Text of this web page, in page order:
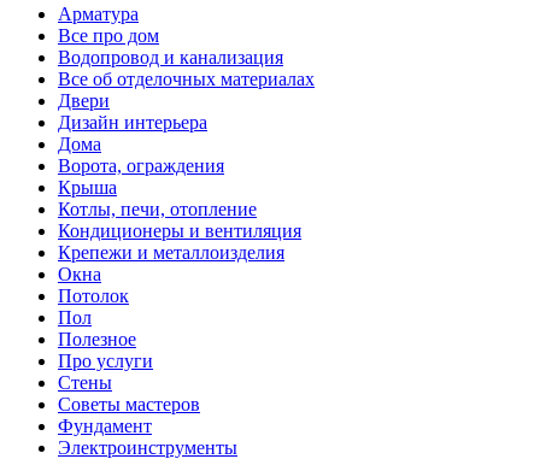
Арматура
Все про дом
Водопровод и канализация
Все об отделочных материалах
Двери
Дизайн интерьера
Дома
Ворота, ограждения
Крыша
Котлы, печи, отопление
Кондиционеры и вентиляция
Крепежи и металлоизделия
Окна
Потолок
Пол
Полезное
Про услуги
Стены
Советы мастеров
Фундамент
Электроинструменты